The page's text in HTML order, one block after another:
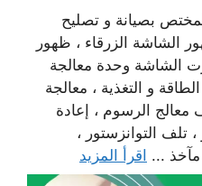
بصيانة و تصليح
الشاشة الزرقاء ، ظهور
الشاشة وحدة معالجة
و التغذية ، معالجة
معالج الرسوم ، إعادة
تلف التوانزستور ،
مآخذ ... اقرأ المزيد